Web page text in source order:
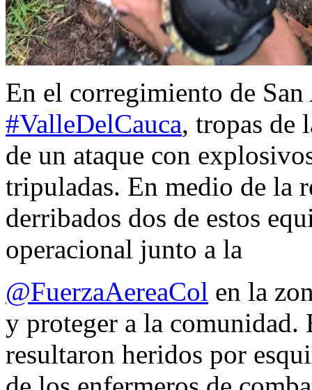
En el corregimiento de
#ValleDelCauca, tropas de
de un ataque con
tripuladas. En medio de la
derribados dos de estos
operacional junto a la
@FuerzaAereaCol en la
y proteger a la comunidad.
resultaron heridos por